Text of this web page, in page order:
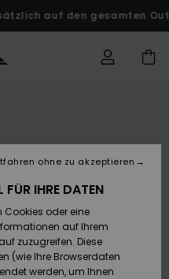
auf den gesamten
FÜR IHRE DATEN
Cookies oder eine
auf Ihrem
zuzugreifen. Diese
(wie Ihre Browserdaten
werden, um Ihnen
ohne zu akzeptieren